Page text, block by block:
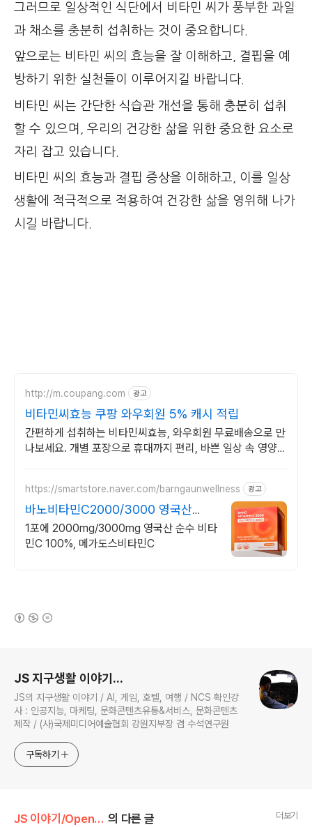
그러므로 일상적인 식단에서 비타민 씨가 풍부한 과일
과 채소를 충분히 섭취하는 것이 중요합니다.
앞으로는 비타민 씨의 효능을 잘 이해하고, 결핍을 예
방하기 위한 실천들이 이루어지길 바랍니다.
비타민 씨는 간단한 식습관 개선을 통해 충분히 섭취
할 수 있으며, 우리의 건강한 삶을 위한 중요한 요소로
자리 잡고 있습니다.
비타민 씨의 효능과 결핍 증상을 이해하고, 이를 일상
생활에 적극적으로 적용하여 건강한 삶을 영위해 나가
시길 바랍니다.
http://m.coupang.com 광고
비타민씨효능 쿠팡 와우회원 5% 캐시 적립
간편하게 섭취하는 비타민씨효능, 와우회원 무료배송으로 만
나보세요. 개별 포장으로 휴대까지 편리, 바쁜 일상 속 영양
https://smartstore.naver.com/barngaunwellness 광고
바노비타민C2000/3000 영국산
DSM 비타민C
1포에 2000mg/3000mg 영국산 순수 비타
민C 100%, 메가도스비타민C
JS 지구생활 이야기...
JS의 지구생활 이야기 / AI, 게임, 호텔, 여행 / NCS 확인강
사 : 인공지능, 마케팅, 문화콘텐츠유통&서비스, 문화콘텐츠
제작 / (사)국제미디어예술협회 강원지부장 겸 수석연구원
구독하기
JS 이야기/Open AI 의 다른 글 더보기